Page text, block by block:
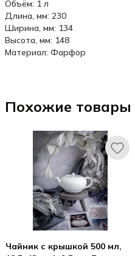
Объём: 1 л
Длина, мм: 230
Ширина, мм: 134
Высота, мм: 148
Материал: Фарфор
Похожие товары
Чайник с крышкой 500 мл,